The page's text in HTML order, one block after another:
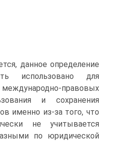
данное определение
использовано для
правовых
и сохранения
именно из-за того, что
не учитывается
по юридической